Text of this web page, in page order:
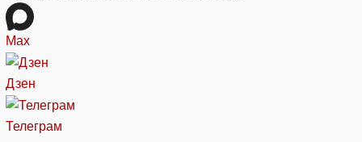
Max
Дзен
Телеграм